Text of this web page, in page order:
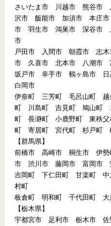
さいたま市 川越市 熊谷
沢市 飯能市 加須市 本庄
市 羽生市 鴻巣市 深谷市
市
戸田市 入間市 朝霞市 志
市 久喜市 北本市 八潮市
坂戸市 幸手市 鶴ヶ島市
白岡市
伊奈町 三芳町 毛呂山町
町 川島町 吉見町 鳩山町
町 長瀞町 小鹿野町 東秩
町 寄居町 宮代町 杉戸町
【群馬県】
前橋市 高崎市 桐生市 伊
市 渋川市 藤岡市 富岡市
吉岡町 下仁田町 甘楽町
村町
板倉町 明和町 千代田町 大
【栃木県】
宇都宮市 足利市 栃木市